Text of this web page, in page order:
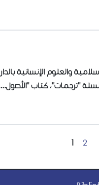
والعلوم الإنسانية بالدار
"ترجمات"، كتاب "الأصول...
1 2